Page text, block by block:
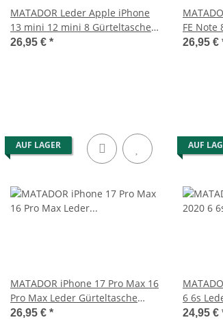
MATADOR Leder Apple iPhone
13 mini 12 mini 8 Gürteltasche
Schwarz
26,95 € *
FE Note
Schwarz
26,95 €
AUF LAGER
MATADOR iPhone 17 Pro Max 16
Pro Max Leder Gürteltasche
Schwarz
26,95 € *
AUF
6 6s
Braun
24,95 €